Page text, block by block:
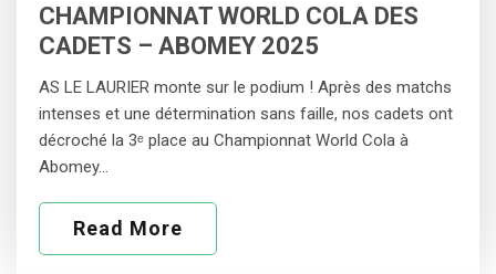
CHAMPIONNAT WORLD COLA DES
CADETS – ABOMEY 2025
AS LE LAURIER monte sur le podium ! Après des matchs
intenses et une détermination sans faille, nos cadets ont
décroché la 3ᵉ place au Championnat World Cola à
Abomey…
Read More